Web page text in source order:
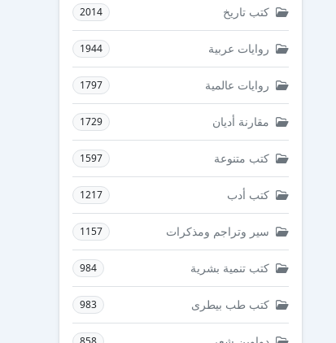
كتب تاريخ 2014
روايات عربية 1944
روايات عالمية 1797
مقارنة أديان 1729
كتب متنوعة 1597
كتب أدب 1217
سير وتراجم ومذكرات 1157
كتب تنمية بشرية 984
كتب طب بيطرى 983